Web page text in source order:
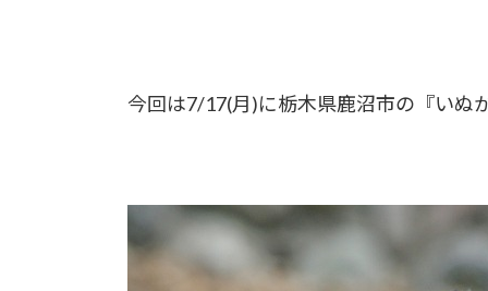
今回は7/17(月)に栃木県鹿沼市の『いぬ